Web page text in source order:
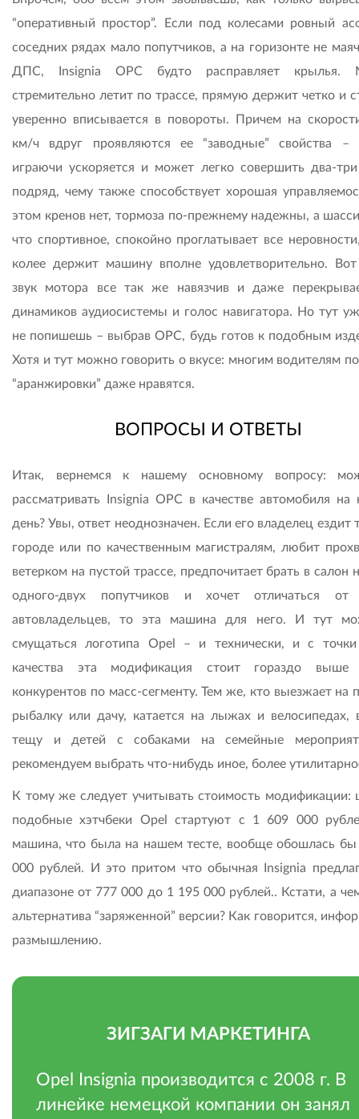
“оперативный простор”. Если под колесами ровный
соседних рядах мало попутчиков, а на горизонте не
ДПС, Insignia OPC будто расправляет крылья.
стремительно летит по трассе, прямую держит четко и
уверенно вписывается в повороты. Причем на
км/ч вдруг проявляются ее “заводные” свойства –
играючи ускоряется и может легко совершить два-
подряд, чему также способствует хорошая
этом кренов нет, тормоза по-прежнему надежны, а
что спортивное, спокойно проглатывает все
колее держит машину вполне удовлетворительно.
звук мотора все так же навязчив и даже
динамиков аудиосистемы и голос навигатора. Но тут
не попишешь – выбрав OPC, будь готов к подобным
Хотя и тут можно говорить о вкусе: многим водителям
“аранжировки” даже нравятся.
ВОПРОСЫ И ОТВЕТЫ
Итак, вернемся к нашему основному вопросу:
рассматривать Insignia OPC в качестве автомобиля
день? Увы, ответ неоднозначен. Если его владелец ездит
городе или по качественным магистралям, любит
ветерком на пустой трассе, предпочитает брать в салон
одного-двух попутчиков и хочет отличаться от
автовладельцев, то эта машина для него. И тут
смущаться логотипа Opel – и технически, и с точки
качества эта модификация стоит гораздо выше
конкурентов по масс-сегменту. Тем же, кто выезжает на
рыбалку или дачу, катается на лыжах и велосипедах,
тещу и детей с собаками на семейные
рекомендуем выбрать что-нибудь иное, более
К тому же следует учитывать стоимость модификации:
подобные хэтчбеки Opel стартуют с 1 609 000
машина, что была на нашем тесте, вообще обошлась
000 рублей. И это притом что обычная Insignia
диапазоне от 777 000 до 1 195 000 рублей.. Кстати, а
альтернатива “заряженной” версии? Как говорится,
размышлению.
ЗИГЗАГИ МАРКЕТИНГА
Opel Insignia производится с 2008 г. В
линейке немецкой компании он занял